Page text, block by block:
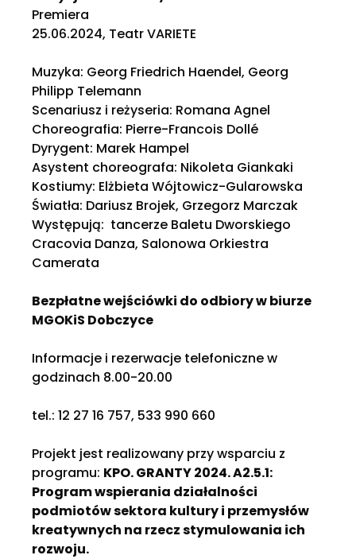
Premiera
25.06.2024, Teatr VARIETE
Muzyka: Georg Friedrich Haendel, Georg
Philipp Telemann
Scenariusz i reżyseria: Romana Agnel
Choreografia: Pierre-Francois Dollé
Dyrygent: Marek Hampel
Asystent choreografa: Nikoleta Giankaki
Kostiumy: Elżbieta Wójtowicz-Gularowska
Światła: Dariusz Brojek, Grzegorz Marczak
Występują: tancerze Baletu Dworskiego
Cracovia Danza, Salonowa Orkiestra
Camerata
Bezpłatne wejściówki do odbiory w biurze
MGOKiS Dobczyce
Informacje i rezerwacje telefoniczne w
godzinach 8.00-20.00
tel.: 12 27 16 757, 533 990 660
Projekt jest realizowany przy wsparciu z
programu: KPO. GRANTY 2024. A2.5.1:
Program wspierania działalności
podmiotów sektora kultury i przemysłów
kreatywnych na rzecz stymulowania ich
rozwoju.